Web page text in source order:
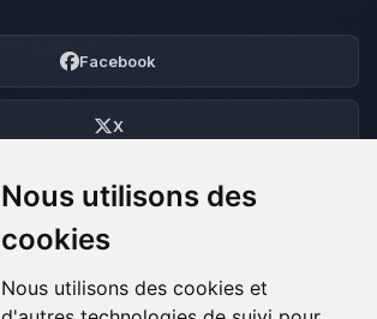
Nous utilisons des
cookies
Nous utilisons des cookies et
Facebook
X
Discord
Forum